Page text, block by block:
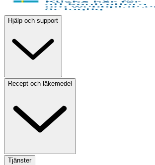
Hjälp och support
Recept och läkemedel
Tjänster